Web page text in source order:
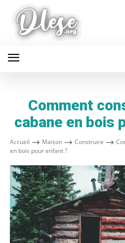
Comment
cabane en bois
Accueil Maison Construire
en bois pour enfant ?